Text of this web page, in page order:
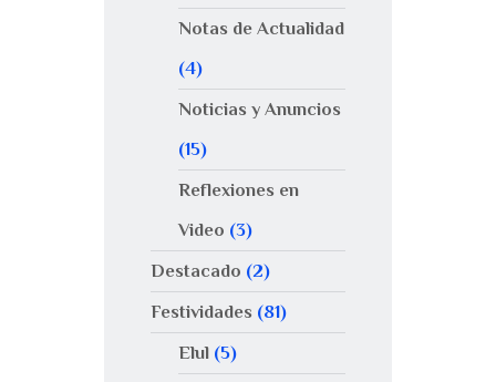
Notas de Actualidad
(4)
Noticias y Anuncios
(15)
Reflexiones en
Video (3)
Destacado (2)
Festividades (81)
Elul(5)